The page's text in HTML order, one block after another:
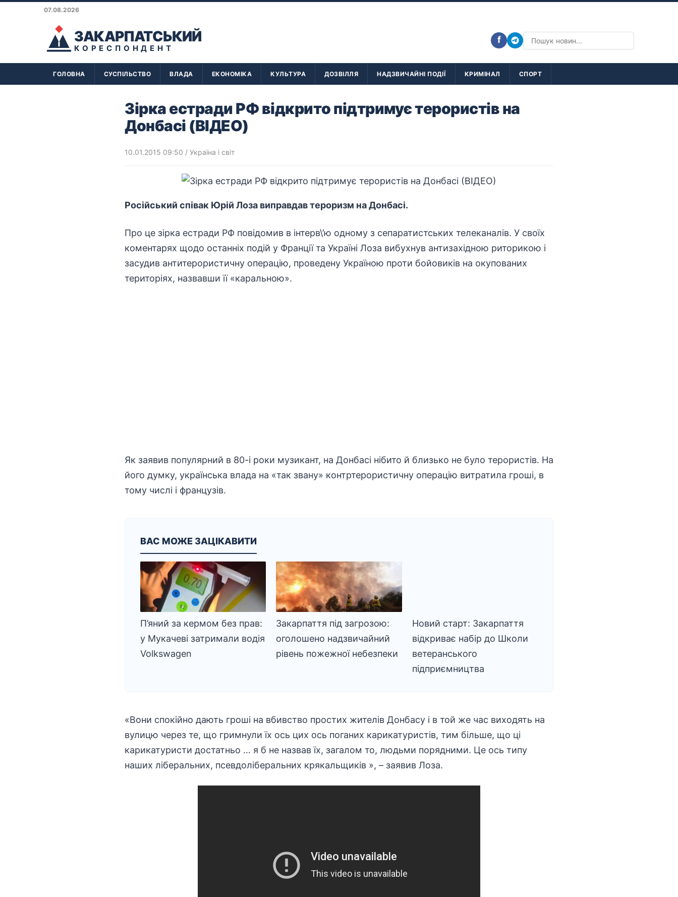
07.08.2026
ЗАКАРПАТСЬКИЙ
КОРЕСПОНДЕНТ
f
ГОЛОВНА СУСПІЛЬСТВО ВЛАДА ЕКОНОМІКА КУЛЬТУРА ДОЗВІЛЛЯ НАДЗВИЧАЙНІ ПОДІЇ КРИМІНАЛ СПОРТ
Зірка естради РФ відкрито підтримує терористів на
Донбасі (ВІДЕО)
10.01.2015 09:50 / Україна і світ
Російський співак Юрій Лоза виправдав тероризм на Донбасі.
Про це зірка естради РФ повідомив в інтерв\’ю одному з сепаратистських телеканалів. У своїх
коментарях щодо останніх подій у Франції та Україні Лоза вибухнув антизахідною риторикою і
засудив антитерористичну операцію, проведену Україною проти бойовиків на окупованих
територіях, назвавши її «каральною».
Як заявив популярний в 80-і роки музикант, на Донбасі нібито й близько не було терористів. На
його думку, українська влада на «так звану» контртерористичну операцію витратила гроші, в
тому числі і французів.
ВАС МОЖЕ ЗАЦІКАВИТИ
П’яний за кермом без прав:
у Мукачеві затримали водія
Volkswagen
Закарпаття під загрозою:
оголошено надзвичайний
рівень пожежної небезпеки
Новий старт: Закарпаття
відкриває набір до Школи
ветеранського
підприємництва
«Вони спокійно дають гроші на вбивство простих жителів Донбасу і в той же час виходять на
вулицю через те, що гримнули їх ось цих ось поганих карикатуристів, тим більше, що ці
карикатуристи достатньо … я б не назвав їх, загалом то, людьми порядними. Це ось типу
наших ліберальних, псевдоліберальних крякальщиків », – заявив Лоза.